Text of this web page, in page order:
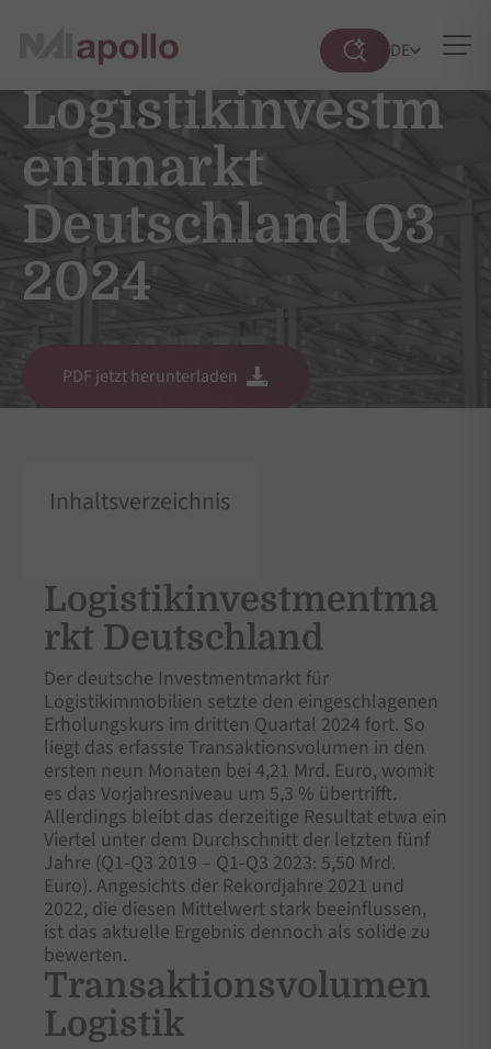
Suche
öffnen
DE
Logistikinvestm
entmarkt
Deutschland Q3
2024
PDF jetzt herunterladen
Inhaltsverzeichnis
Logistikinvestmentma
rkt Deutschland
Der deutsche Investmentmarkt für
Logistikimmobilien setzte den eingeschlagenen
Erholungskurs im dritten Quartal 2024 fort. So
liegt das erfasste Transaktionsvolumen in den
ersten neun Monaten bei 4,21 Mrd. Euro, womit
es das Vorjahresniveau um 5,3 % übertrifft.
Allerdings bleibt das derzeitige Resultat etwa ein
Viertel unter dem Durchschnitt der letzten fünf
Jahre (Q1-Q3 2019 – Q1-Q3 2023: 5,50 Mrd.
Euro). Angesichts der Rekordjahre 2021 und
2022, die diesen Mittelwert stark beeinflussen,
ist das aktuelle Ergebnis dennoch als solide zu
bewerten.
Transaktionsvolumen
Logistik